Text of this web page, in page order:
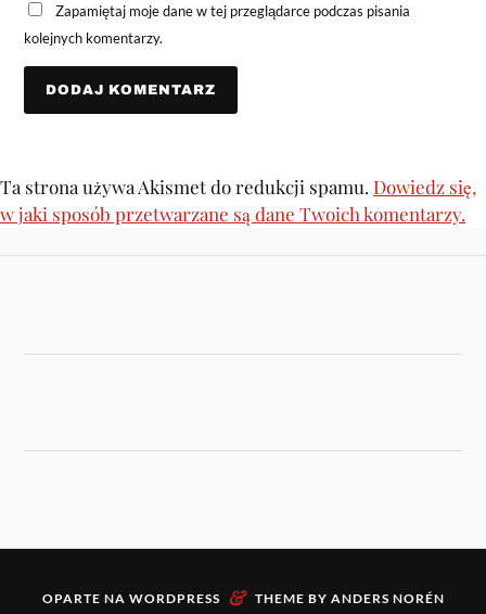
Zapamiętaj moje dane w tej przeglądarce podczas pisania
kolejnych komentarzy.
Ta strona używa Akismet do redukcji spamu. Dowiedz się,
w jaki sposób przetwarzane są dane Twoich komentarzy.
OPARTE NA WORDPRESS & THEME BY ANDERS NORÉN